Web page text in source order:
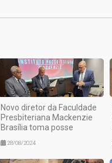
Novo diretor da Faculdade
Presbiteriana Mackenzie
Brasília toma posse
28/08/2024